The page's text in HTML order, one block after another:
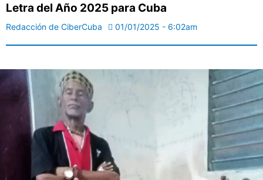
Letra del Año 2025 para Cuba
Redacción de CiberCuba 01/01/2025 - 6:02am